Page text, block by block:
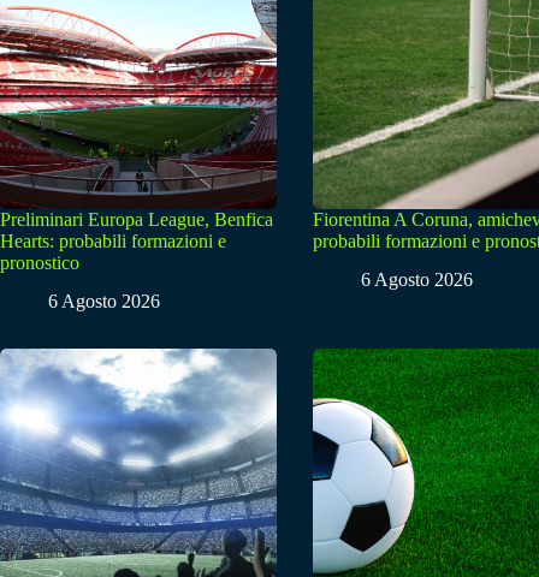
Preliminari Europa League, Benfica
Hearts: probabili formazioni e
pronostico
6 Agosto 2026
Fiorentina A Coruna,
probabili formazioni e
6 Agosto 2026